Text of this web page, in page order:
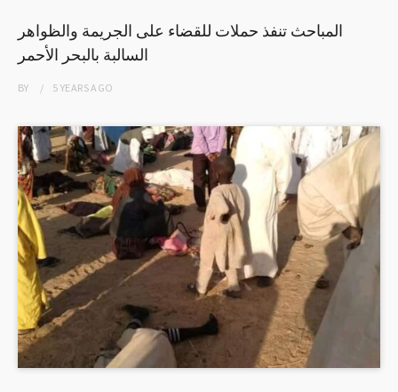
المباحث تنفذ حملات للقضاء على الجريمة والظواهر
السالبة بالبحر الأحمر
BY 5 YEARSAGO